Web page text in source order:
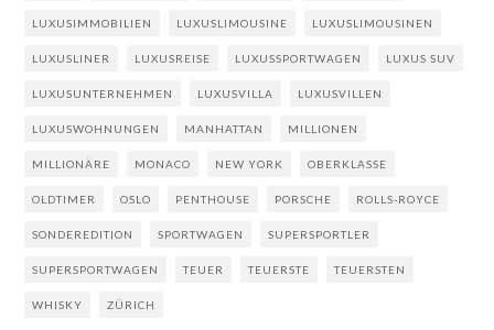
LUXUSIMMOBILIEN LUXUSLIMOUSINE LUXUSLIMOUSINEN
LUXUSLINER LUXUSREISE LUXUSSPORTWAGEN LUXUS SUV
LUXUSUNTERNEHMEN LUXUSVILLA LUXUSVILLEN
LUXUSWOHNUNGEN MANHATTAN MILLIONEN
MILLIONÄRE MONACO NEW YORK OBERKLASSE
OLDTIMER OSLO PENTHOUSE PORSCHE ROLLS-ROYCE
SONDEREDITION SPORTWAGEN SUPERSPORTLER
SUPERSPORTWAGEN TEUER TEUERSTE TEUERSTEN
WHISKY ZÜRICH